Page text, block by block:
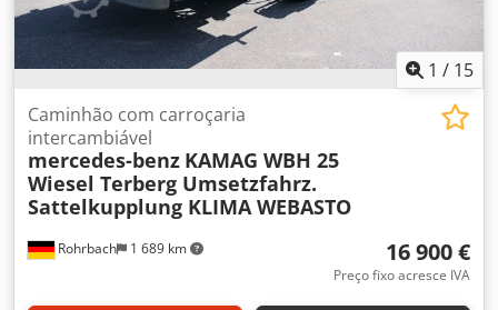
1 / 15
Rohrbach 1 689 km
Caminhão com carroçaria
intercambiável
mercedes-benz KAMAG WBH 25
Wiesel Terberg Umsetzfahrz.
Sattelkupplung KLIMA WEBASTO
16 900 €
Preço fixo acresce IVA